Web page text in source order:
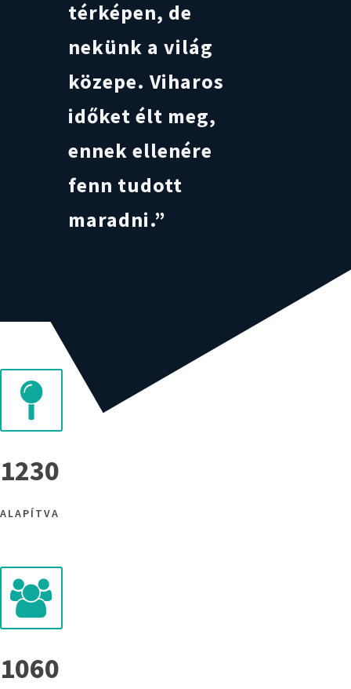
térképen, de
nekünk a világ
közepe. Viharos
időket élt meg,
ennek ellenére
fenn tudott
maradni.”
1230
ALAPÍTVA
1060